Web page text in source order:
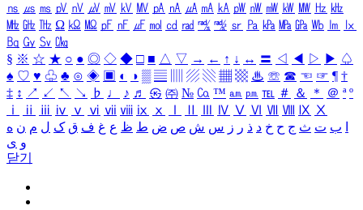
㎱ ㎲ ㎳ ㎴ ㎵ ㎶ ㎷ ㎸ ㎹ ㎀ ㎁ ㎂ ㎃ ㎄ ㎺ ㎻ ㎽ ㎾ ㎿ ㎐ ㎑
㎒ ㎓ ㎔ Ω ㏀ ㏁ ㎊ ㎋ ㎌ ㏖ ㏅ ㎭ ㎮ ㎯ ㏛ ㎩ ㎪ ㎫ ㎬ ㏝ ㏐
㏓
㏃ ㏉ ㏜ ㏆
§ ※ ☆ ★ ○ ● ◎ ◇ ◆ □ ■ △ ▽ → ← ↑ ↓ ↔ 〓 ◁ ◀ ▷ ▶ ♤
♠ ♡ ♥ ♧ ♣ ⊙ ◈ ▣ ◐ ◑ ▒ ▤ ▨ ▧ ▦ ▩ ♨ ☏ ☎ ☜ ☞ ¶ †
‡ ↕ ↗ ↙ ↖ ↘ ♭ ♩ ♪ ♬ ㉿ ㈜ № ㏇ ™ ㏂ ㏘ ℡ ＃ ＆ ＊ ＠ ª º
ⅰ
ⅱ ⅲ ⅳ ⅴ ⅵ ⅶ ⅷ ⅸ ⅹ Ⅳ Ⅴ Ⅵ Ⅶ Ⅷ Ⅸ Ⅹ
ب ت ث ج ح خ د ذ ر ز س ش ص ض ط ظ ع غ ف ق ک ل م ن ه
و ی
닫기